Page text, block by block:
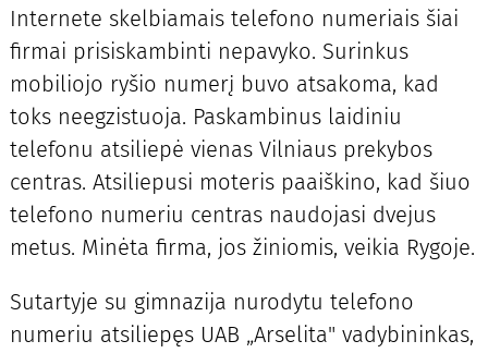
Internete skelbiamais telefono numeriais šiai
firmai prisiskambinti nepavyko. Surinkus
mobiliojo ryšio numerį buvo atsakoma, kad
toks neegzistuoja. Paskambinus laidiniu
telefonu atsiliepė vienas Vilniaus prekybos
centras. Atsiliepusi moteris paaiškino, kad šiuo
telefono numeriu centras naudojasi dvejus
metus. Minėta firma, jos žiniomis, veikia Rygoje.
Sutartyje su gimnazija nurodytu telefono
numeriu atsiliepęs UAB „Arselita" vadybininkas,